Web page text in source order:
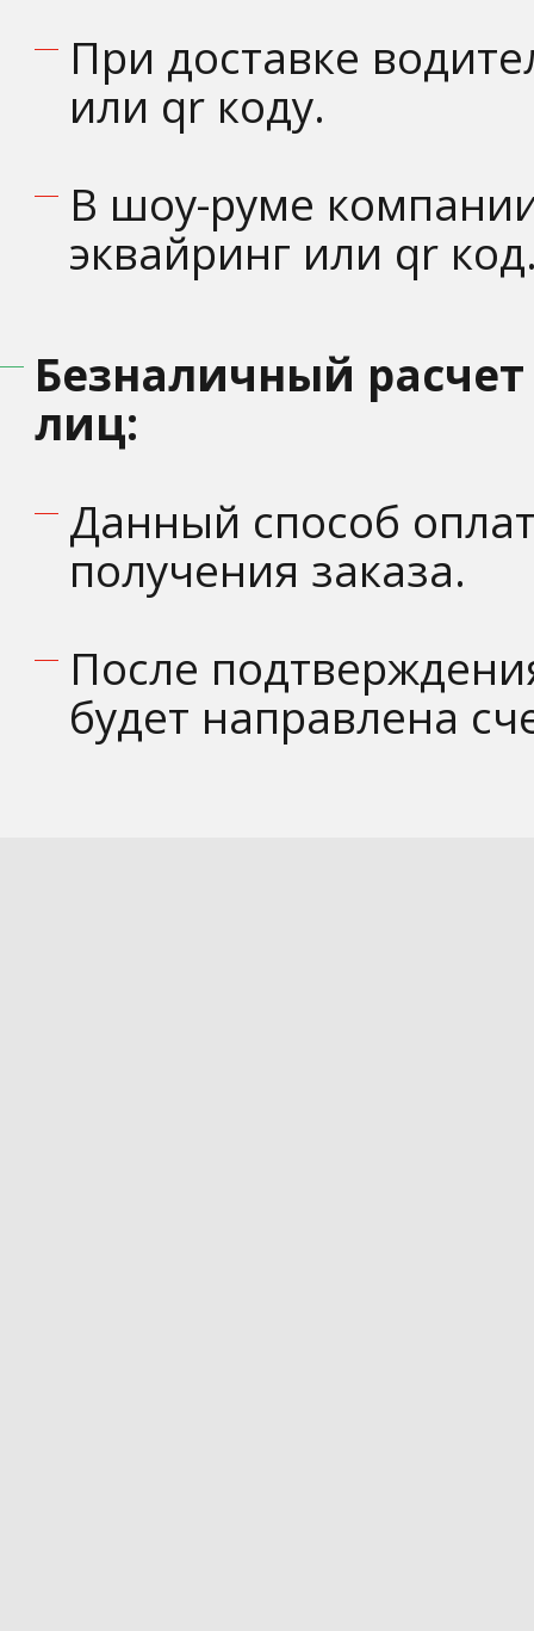
При доставке
или qr коду.
В шоу-руме
эквайринг или qr
Безналичный
лиц:
Данный способ
получения заказа.
После
будет направлена